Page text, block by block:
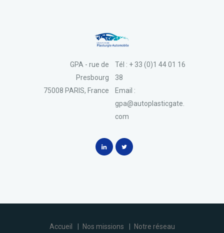
Tél : + 33 (0)1 44 01 16
38
Email :
gpa@autoplasticgate.
com
GPA - rue de
Presbourg
75008 PARIS, France
Accueil Nos missions Notre réseau